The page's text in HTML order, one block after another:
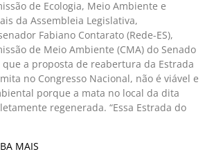
de Ecologia, Meio Ambiente e
da Assembleia Legislativa,
Fabiano Contarato (Rede-ES),
de Meio Ambiente (CMA) do Senado
que a proposta de reabertura da Estrada
no Congresso Nacional, não é viável e
porque a mata no local da dita
regenerada. “Essa Estrada do
MAIS